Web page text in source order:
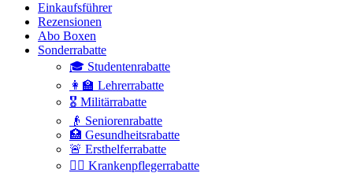
Einkaufsführer
Rezensionen
Abo Boxen
Sonderrabatte
🎓 Studentenrabatte
👩‍🏫 Lehrerrabatte
🎖️ Militärrabatte
👴 Seniorenrabatte
🏥 Gesundheitsrabatte
🚨 Ersthelferrabatte
👩‍⚕️ Krankenpflegerrabatte